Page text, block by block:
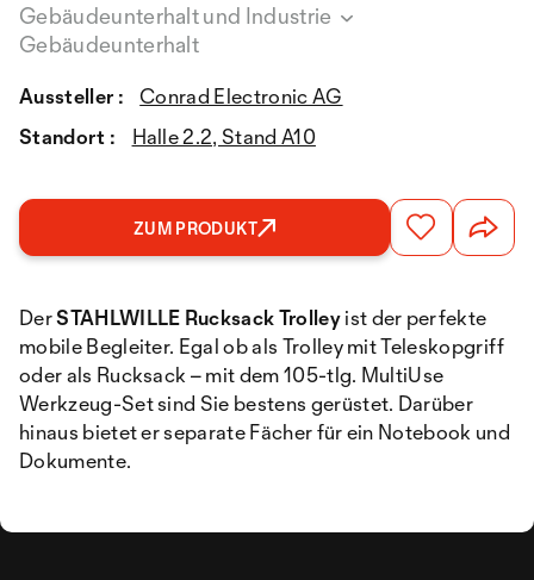
Gebäudeunterhalt und Industrie
Gebäudeunterhalt
Aussteller :
Conrad Electronic AG
Standort :
Halle 2.2, Stand A10
ZUM PRODUKT
DerSTAHLWILLE Rucksack Trolleyist der perfekte
mobile Begleiter. Egal ob als Trolley mit Teleskopgriff
oder als Rucksack – mit dem 105-tlg. MultiUse
Werkzeug-Set sind Sie bestens gerüstet. Darüber
hinaus bietet er separate Fächer für ein Notebook und
Dokumente.